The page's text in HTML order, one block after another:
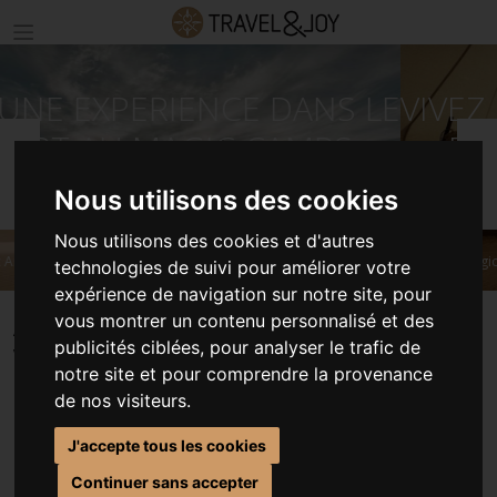
Nous utilisons des cookies
Nous utilisons des cookies et d'autres
technologies de suivi pour améliorer votre
expérience de navigation sur notre site, pour
vous montrer un contenu personnalisé et des
publicités ciblées, pour analyser le trafic de
notre site et pour comprendre la provenance
de nos visiteurs.
J'accepte tous les cookies
Continuer sans accepter
VIVEZ UNE EXPERIENCE DANS LE
DESERT AU MAGIC CAMPS
PRIVATE
©Magic Arabia
Précédent
ACCUEIL
SÉJOURS OMAN
VIVEZ UNE EXPERIENCE DANS LE DESERT AU MAGIC CAMPS PRIVATE
VIVEZ UNE EXPERIENCE